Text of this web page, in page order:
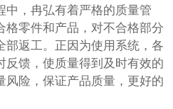
， 冉弘有着严格的质量管
格零件和产品，对不合格部分
部返工。正因为使用系统，各
反馈，使质量得到及时有效的
风险，保证产品质量，更好的